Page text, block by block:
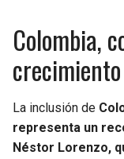
Colombia,
crecimiento
La inclusión de
representa un
Néstor Lorenzo,